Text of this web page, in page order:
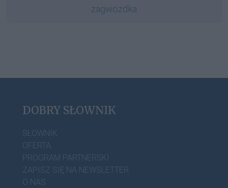
zagwozdka
DOBRY SŁOWNIK
SŁOWNIK
OFERTA
PROGRAM PARTNERSKI
ZAPISZ SIĘ NA NEWSLETTER
O NAS